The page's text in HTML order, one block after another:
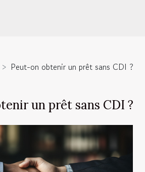
Peut-on obtenir un prêt sans CDI ?
un prêt sans CDI ?